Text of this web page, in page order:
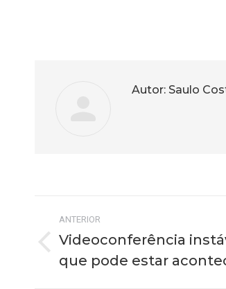
Autor: Saulo
Navegação
de
post:
ANTERIOR
anterior:
Videoconferência
que pode estar